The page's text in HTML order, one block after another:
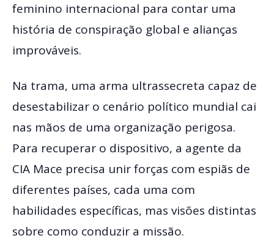
feminino internacional para contar uma
história de conspiração global e alianças
improváveis.
Na trama, uma arma ultrassecreta capaz de
desestabilizar o cenário político mundial cai
nas mãos de uma organização perigosa.
Para recuperar o dispositivo, a agente da
CIA Mace precisa unir forças com espiãs de
diferentes países, cada uma com
habilidades específicas, mas visões distintas
sobre como conduzir a missão.